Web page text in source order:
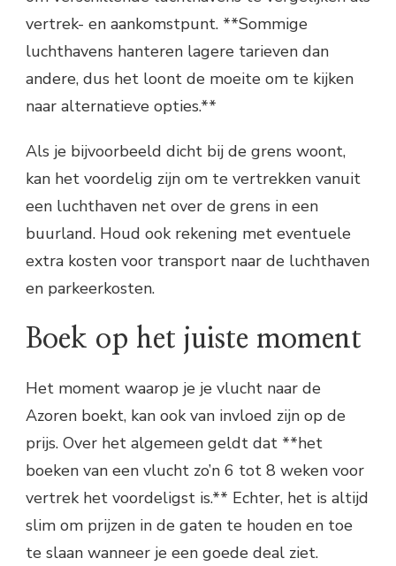
vertrek- en aankomstpunt. **Sommige
luchthavens hanteren lagere tarieven dan
andere, dus het loont de moeite om te kijken
naar alternatieve opties.**
Als je bijvoorbeeld dicht bij de grens woont,
kan het voordelig zijn om te vertrekken vanuit
een luchthaven net over de grens in een
buurland. Houd ook rekening met eventuele
extra kosten voor transport naar de luchthaven
en parkeerkosten.
Boek op het juiste moment
Het moment waarop je je vlucht naar de
Azoren boekt, kan ook van invloed zijn op de
prijs. Over het algemeen geldt dat **het
boeken van een vlucht zo’n 6 tot 8 weken voor
vertrek het voordeligst is.** Echter, het is altijd
slim om prijzen in de gaten te houden en toe
te slaan wanneer je een goede deal ziet.